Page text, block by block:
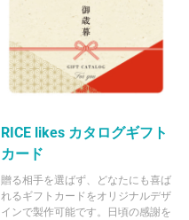
RICE likes カタログギフト
カード
贈る相手を選ばず、どなたにも喜ば
れるギフトカードをオリジナルデザ
インで製作可能です。日頃の感謝を